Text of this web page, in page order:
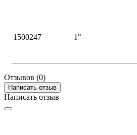
1500247 1"
Отзывов (0)
Написать отзыв
Написать отзыв